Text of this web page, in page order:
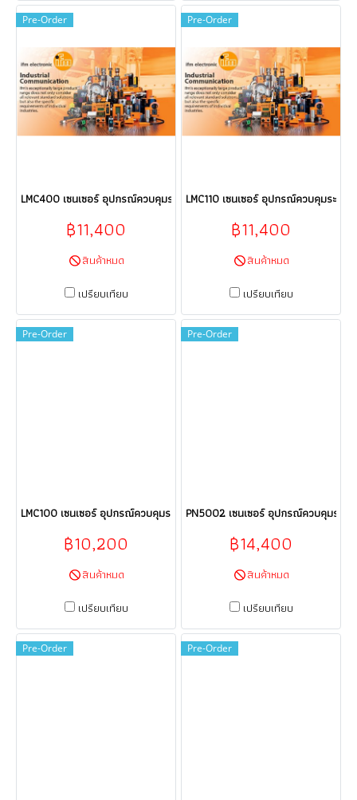
Pre-Order
LMC400 เซนเซอร์ อุปกรณ์ควบคุมระบบอัตโนมัติ Sensor ifm electronic
฿11,400
สินค้าหมด
เปรียบเทียบ
Pre-Order
LMC110 เซนเซอร์ อุปกรณ์ควบคุมระบ
฿11,400
สินค้าหมด
เปรียบเทียบ
Pre-Order
LMC100 เซนเซอร์ อุปกรณ์ควบคุมระบบอัตโนมัติ Sensor ifm electronic
฿10,200
สินค้าหมด
เปรียบเทียบ
Pre-Order
PN5002 เซนเซอร์ อุปกรณ์ควบคุมระ
฿14,400
สินค้าหมด
เปรียบเทียบ
Pre-Order Pre-Order